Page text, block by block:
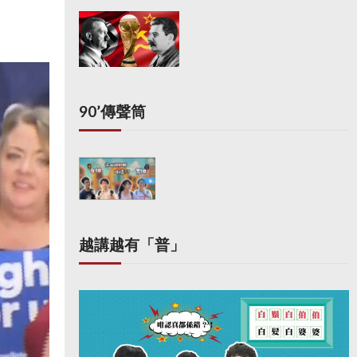
90’傳聲筒
越講越有「普」